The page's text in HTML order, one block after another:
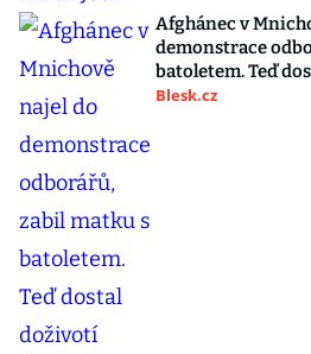
Afghánec v
demonstrace
batoletem. Teď
Blesk.cz